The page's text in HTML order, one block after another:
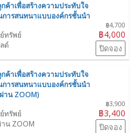
ค้าเพื่อสร้างความประทับใจ
การสนทนาแบบองค์กรชั้นนำ
฿4,700
฿4,000
ทรัพย์
ด์
ปิดจอง
ค้าเพื่อสร้างความประทับใจ
การสนทนาแบบองค์กรชั้นนำ
าน ZOOM)
฿3,900
฿3,400
ทรัพย์
น ZOOM
ปิดจอง